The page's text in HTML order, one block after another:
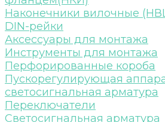
Наконечники вилочные
DIN-рейки
Аксессуары для монтажа
Инструменты для монтажа
Перфорированные короба
Пускорегулирующая
светосигнальная арматура
Переключатели
Светосигнальная арматура